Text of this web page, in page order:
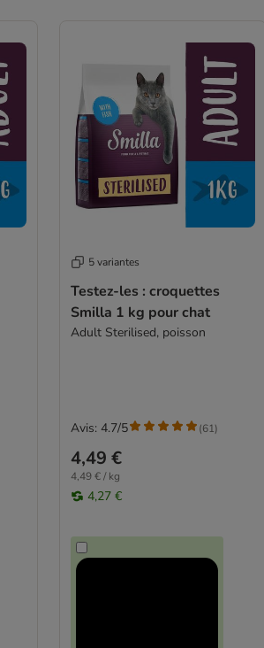
5 variantes
Testez-les : croquettes
Smilla 1 kg pour chat
Adult Sterilised, poisson
4,49 €
4,49 € / kg
4,27 €
Avis: 4.7/5 (61)